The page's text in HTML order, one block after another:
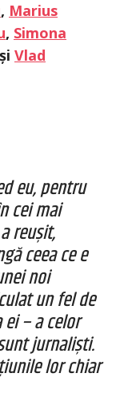
, Marius
, Simona
și Vlad
eu, pentru
cei mai
reușit,
ceea ce e
noi
un fel de
– a celor
jurnaliști.
lor chiar